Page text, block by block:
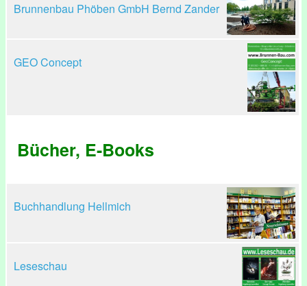
Brunnenbau Phöben GmbH Bernd Zander
GEO Concept
Bücher, E-Books
Buchhandlung Hellmich
Leseschau